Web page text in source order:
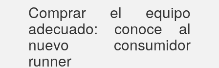
Comprar el equipo
adecuado: conoce al
nuevo consumidor
runner